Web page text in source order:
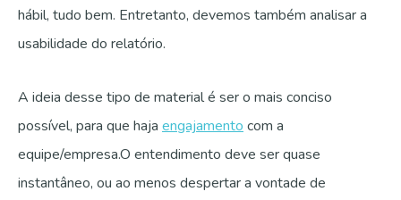
hábil, tudo bem. Entretanto, devemos também analisar a
usabilidade do relatório.
A ideia desse tipo de material é ser o mais conciso
possível, para que haja engajamento com a
equipe/empresa.O entendimento deve ser quase
instantâneo, ou ao menos despertar a vontade de